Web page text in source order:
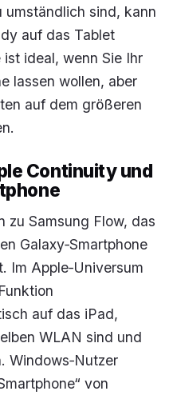
umständlich sind, kann
auf das Tablet
ideal, wenn Sie Ihr
lassen wollen, aber
auf dem größeren
Continuity und
zu Samsung Flow, das
Galaxy‑Smartphone
Im Apple‑Universum
auf das iPad,
WLAN sind und
Windows‑Nutzer
von